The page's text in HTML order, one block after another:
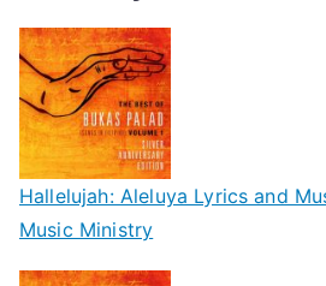
Hallelujah: Aleluya Lyrics and
Music Ministry